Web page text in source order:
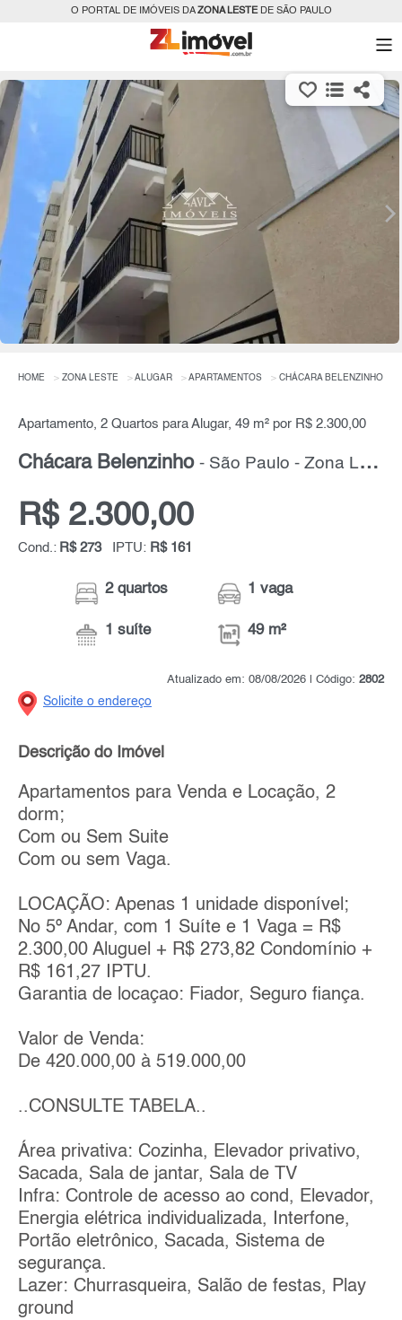
O PORTAL DE IMÓVEIS DAZONA LESTEDE SÃO PAULO
HOME ZONA LESTE ALUGAR APARTAMENTOS CHÁCARA BELENZINHO
Apartamento, 2 Quartos para Alugar, 49 m² por R$ 2.300,00
Chácara Belenzinho - São Paulo - Zona Leste
R$ 2.300,00
Cond.: R$ 273 IPTU: R$ 161
2 quartos
1 suíte
1 vaga
49 m²
Atualizado em: 08/08/2026 | Código: 2802
Solicite o endereço
Descrição do Imóvel
Apartamentos para Venda e Locação, 2
dorm;
Com ou Sem Suite
Com ou sem Vaga.
LOCAÇÃO: Apenas 1 unidade disponível;
No 5º Andar, com 1 Suíte e 1 Vaga = R$
2.300,00 Aluguel + R$ 273,82 Condomínio +
R$ 161,27 IPTU.
Garantia de locaçao: Fiador, Seguro fiança.
Valor de Venda:
De 420.000,00 à 519.000,00
..CONSULTE TABELA..
Área privativa: Cozinha, Elevador privativo,
Sacada, Sala de jantar, Sala de TV
Infra: Controle de acesso ao cond, Elevador,
Energia elétrica individualizada, Interfone,
Portão eletrônico, Sacada, Sistema de
segurança.
Lazer: Churrasqueira, Salão de festas, Play
ground